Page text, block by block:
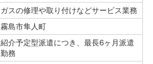
ガスの修理や取り付けなどサービス業務
霧島市隼人町
紹介予定型派遣につき、最長6ヶ月派遣
勤務